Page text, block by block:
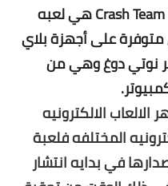
Crashهيلعبه
بلاي
نوتي دوغوهي من
الالكترونيه
المختلفه فلعبة
في بدايه انتشار